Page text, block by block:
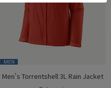
MEN
Men's Torrentshell 3L Rain Jacket